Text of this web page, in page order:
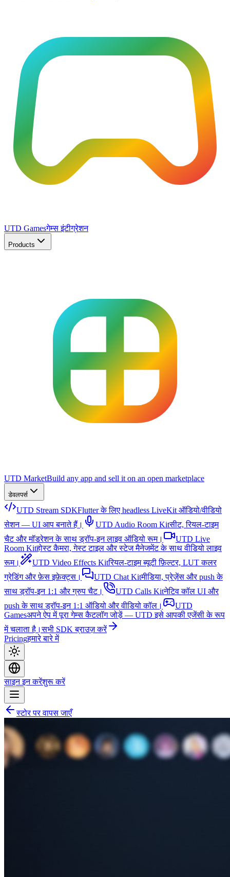
UTD Gamesगेम्स इंटीग्रेशन
Products
UTD MarketBuild any app and sell it on an open marketplace
डेवलपर्स
UTD Stream SDKFlutter के लिए headless LiveKit ऑडियो/वीडियो
सेशन — UI आप बनाते हैं।
UTD Audio Room Kitसीट, रियल-टाइम
चैट और मॉडरेशन के साथ ड्रॉप-इन लाइव ऑडियो रूम।
UTD Live
Room Kitहोस्ट कैमरा, गेस्ट टाइल और स्टेज मैनेजमेंट के साथ वीडियो लाइव
रूम।
UTD Video Effects Kitरियल-टाइम ब्यूटी फ़िल्टर, LUT कलर
ग्रेडिंग और फ़ेस इफ़ेक्ट्स।
UTD Chat Kitमीडिया, प्रेज़ेंस और push के
साथ ड्रॉप-इन 1:1 और ग्रुप चैट।
UTD Calls Kitनेटिव कॉल UI और
push के साथ ड्रॉप-इन 1:1 ऑडियो और वीडियो कॉल।
UTD
Gamesअपने ऐप में पूरा गेम्स कैटलॉग जोड़ें — UTD इसे आपकी एजेंसी के रूप
में चलाता है।सभी SDK ब्राउज़ करें
Pricingहमारे बारे में
साइन इन करेंशुरू करें
स्टोर पर वापस जाएँ